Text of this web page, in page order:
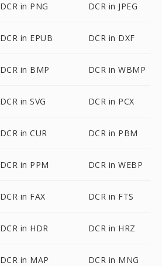
DCR in PNG DCR in JPEG
DCR in EPUB DCR in DXF
DCR in BMP DCR in WBMP
DCR in SVG DCR in PCX
DCR in CUR DCR in PBM
DCR in PPM DCR in WEBP
DCR in FAX DCR in FTS
DCR in HDR DCR in HRZ
DCR in MAP DCR in MNG